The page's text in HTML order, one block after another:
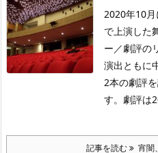
2020年10月
で上演した
ー／劇評の
演出ともに
2本の劇評
す。劇評は
記事を読む 宵闇